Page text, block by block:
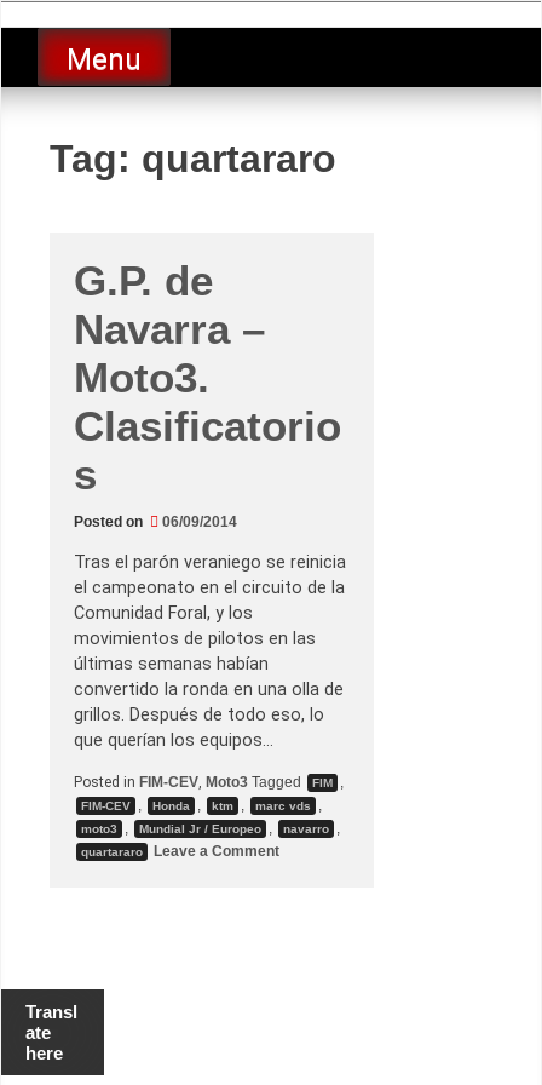
to
contentLucio Lopez GP
luciolopezgp
Menu
Tag: quartararo
G.P. de
Navarra –
Moto3.
Clasificatorio
s
Posted on 06/09/2014
Tras el parón veraniego se reinicia
el campeonato en el circuito de la
Comunidad Foral, y los
movimientos de pilotos en las
últimas semanas habían
convertido la ronda en una olla de
grillos. Después de todo eso, lo
que querían los equipos…
Posted in FIM-CEV Moto3 Tagged FIM
FIM-CEV Honda ktm marc vds
moto3 Mundial Jr / Europeo navarro
quartararo Leave a Commento
Transl
ate
here